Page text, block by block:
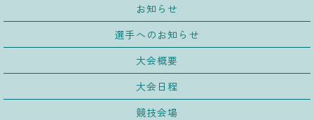
お知らせ
選手へのお知らせ
大会概要
大会日程
競技会場